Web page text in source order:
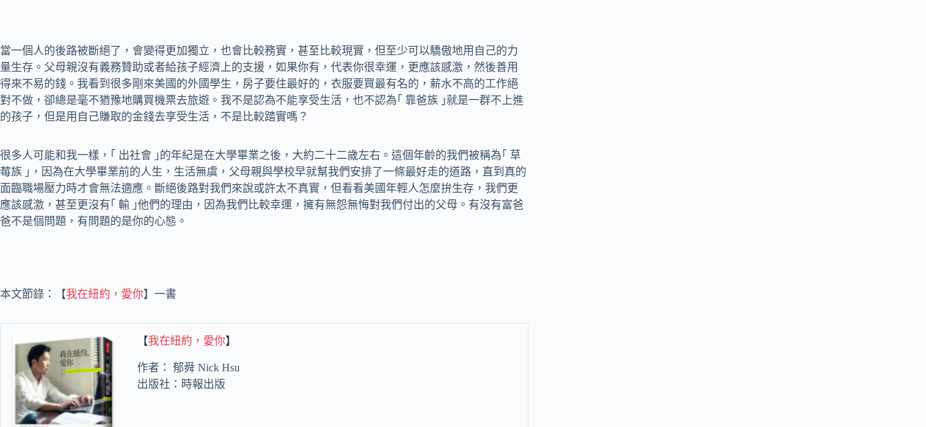
當一個人的後路被斷絕了，會變得更加獨立，也會比較務實，甚至比較現實，但至少可以驕傲地用自己的力
量生存。父母親沒有義務贊助或者給孩子經濟上的支援，如果你有，代表你很幸運，更應該感激，然後善用
得來不易的錢。我看到很多剛來美國的外國學生，房子要住最好的，衣服要買最有名的，薪水不高的工作絕
對不做，卻總是毫不猶豫地購買機票去旅遊。我不是認為不能享受生活，也不認為｢ 靠爸族 ｣就是一群不上進
的孩子，但是用自己賺取的金錢去享受生活，不是比較踏實嗎？
很多人可能和我一樣，｢ 出社會 ｣的年紀是在大學畢業之後，大約二十二歲左右。這個年齡的我們被稱為｢ 草
莓族 ｣，因為在大學畢業前的人生，生活無虞，父母親與學校早就幫我們安排了一條最好走的道路，直到真的
面臨職場壓力時才會無法適應。斷絕後路對我們來說或許太不真實，但看看美國年輕人怎麼拚生存，我們更
應該感激，甚至更沒有｢ 輸 ｣他們的理由，因為我們比較幸運，擁有無怨無悔對我們付出的父母。有沒有富爸
爸不是個問題，有問題的是你的心態。
本文節錄：【我在紐約，愛你】一書
【我在紐約，愛你】
作者： 郁舜 Nick Hsu
出版社：時報出版